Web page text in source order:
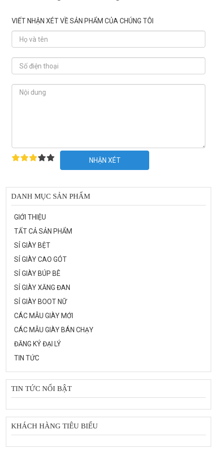
VIẾT NHẬN XÉT VỀ SẢN PHẨM CỦA CHÚNG TÔI
NHẬN XÉT
DANH MỤC SẢN PHẨM
GIỚI THIỆU
TẤT CẢ SẢN PHẨM
SỈ GIÀY BỆT
SỈ GIÀY CAO GÓT
SỈ GIÀY BÚP BÊ
SỈ GIÀY XĂNG ĐAN
SỈ GIÀY BOOT NỮ
CÁC MẪU GIÀY MỚI
CÁC MẪU GIÀY BÁN CHẠY
ĐĂNG KÝ ĐẠI LÝ
TIN TỨC
TIN TỨC NỔI BẬT
KHÁCH HÀNG TIÊU BIỂU